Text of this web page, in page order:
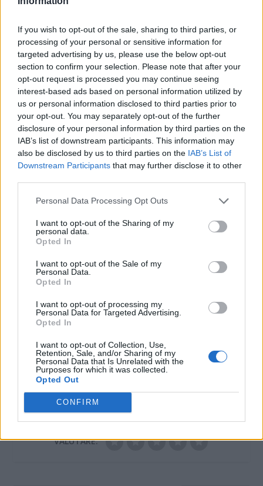
If you wish to opt-out of the sale, sharing to third parties, or
processing of your personal or sensitive information for
targeted advertising by us, please use the below opt-out
section to confirm your selection. Please note that after your
opt-out request is processed you may continue seeing
interest-based ads based on personal information utilized by
us or personal information disclosed to third parties prior to
your opt-out. You may separately opt-out of the further
disclosure of your personal information by third parties on the
IAB’s list of downstream participants. This information may
also be disclosed by us to third parties on the IAB’s List of
Downstream Participants that may further disclose it to other
Personal Data Processing Opt Outs
I want to opt-out of the Sharing of my
personal data.
Opted In
I want to opt-out of the Sale of my
Personal Data.
Opted In
I want to opt-out of processing my
Personal Data for Targeted Advertising.
Opted In
I want to opt-out of Collection, Use,
Retention, Sale, and/or Sharing of my
Personal Data that Is Unrelated with the
Purposes for which it was collected.
Opted Out
CONFIRM
TORTONA. Usarono
andare a caccia,
denunciati dalla
Forestale 9 cacciatori
tortonesi
Nove cacciatori
tortonesi sono stati
denunciati alla Procura
della Repubblica di
Tortona per utilizzo di
radio ricetrasmittenti
modificate. Si è
conclusa in questo
modo, dopo circa tre
mesi, l’indagine
condotta dal Nucleo
Ambientale e Forestale
di Alessandria in
collaborazione col
Forestale di Tortona
sull’uso illecito…
1 Marzo 2012
In "Tortona"
una decina di
cacciatori irregolari.
Alcuni col fucile
carico vicino alle case
Nella giornata di ieri la
Guardia forestale di
Tortona ha effettuato
diversi controlli mirati
su cacciatori intenti ad
esercitare l’attività
venatoria nei Comuni
di Montemarzino,
Paderna e Carezzano.
Quattro unità della
Forestale di
Alessandria e Tortona,
durante il
pattugliamento, hanno
venatorie. Quattro
25 Novembre 2011
In "Tortona"
Cacciatori sparano
alla periferia di
Tortona vicino alla
una lettrice
27 Settembre 2016
VALUTARE: